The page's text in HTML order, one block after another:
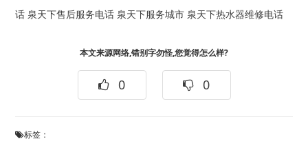
话 泉天下售后服务电话 泉天下服务城市 泉天下热水器维修电话
本文来源网络,错别字勿怪,您觉得怎么样?
0 0
标签：